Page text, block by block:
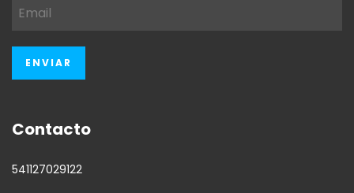
Contacto
541127029122